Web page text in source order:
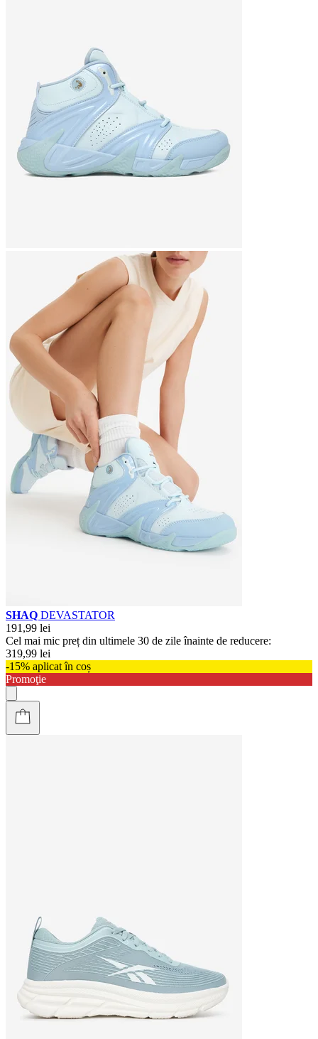
SHAQ DEVASTATOR
191,99 lei
Cel mai mic preț din ultimele 30 de zile înainte de reducere:
319,99 lei
-15% aplicat în coș
Promoţie